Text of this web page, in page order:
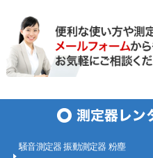
騒音測定器 振動測定器 粉塵